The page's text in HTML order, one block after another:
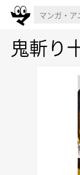
鬼斬り